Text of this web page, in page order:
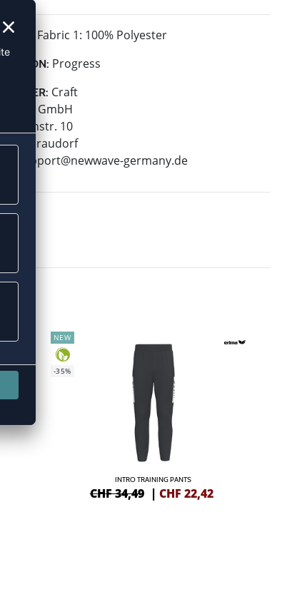
Fabric 1: 100% Polyester
Progress
Craft
Wave GmbH
10
Oberaudorf
support@newwave-germany.de
NEW
-35%
INTRO TRAINING PANTS
CHF 34,49 | CHF 22,42